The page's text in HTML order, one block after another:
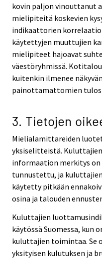
kovin paljon vinouttanut
mielipiteitä koskevien
indikaattorien korrelaatio
käytettyjen muuttujien
mielipiteet hajoavat
väestöryhmissä.
kuitenkin ilmenee
painottamattomien
3. Tietojen
Mielialamittareiden
yksiselitteistä.
informaation merkitys
tunnustettu, ja
käytetty pitkään
osina ja talouden
Kuluttajien
käytössä Suomessa, kun
kuluttajien toimintaa. Se
yksityisen kulutuksen ja